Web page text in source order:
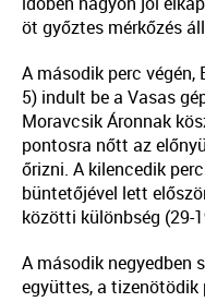
öt győztes mérkőzés
A második perc végén,
5) indult be a Vasas
Moravcsik Áronnak
pontosra nőtt az
őrizni. A kilencedik
büntetőjével lett
közötti különbség (29-
A második negyedben
együttes, a tizenötödik